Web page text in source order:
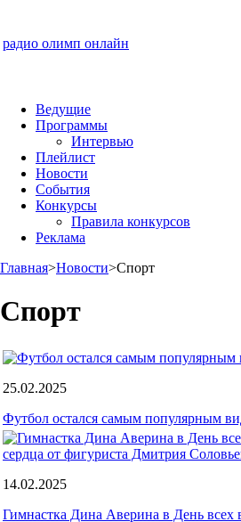
радио олимп онлайн
Ведущие
Программы
Интервью
Плейлист
Новости
События
Конкурсы
Правила конкурсов
Реклама
Главная>Новости>Спорт
Спорт
25.02.2025
Футбол остался самым популярным
14.02.2025
Гимнастка Дина Аверина в День